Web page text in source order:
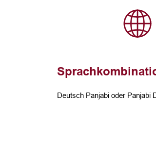
Deutsch Panjabi oder Panjabi